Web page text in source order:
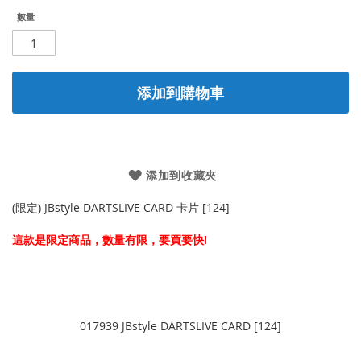
數量
添加到購物車
添加到收藏夾
(限定) JBstyle DARTSLIVE CARD 卡片 [124]
這款是限定商品，數量有限，要買要快!
017939 JBstyle DARTSLIVE CARD [124]